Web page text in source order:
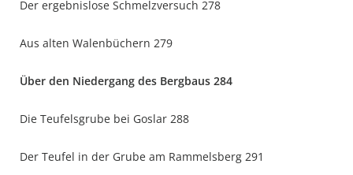
Der ergebnislose Schmelzversuch 278
Aus alten Walenbüchern 279
Über den Niedergang des Bergbaus 284
Die Teufelsgrube bei Goslar 288
Der Teufel in der Grube am Rammelsberg 291